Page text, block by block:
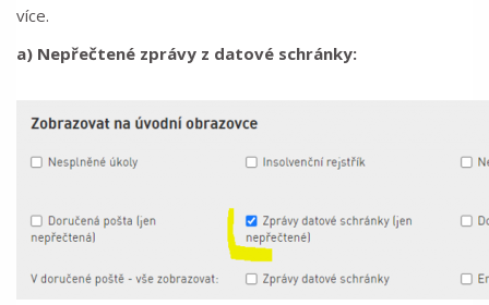
více.
a) Nepřečtené zprávy z datové schránky: